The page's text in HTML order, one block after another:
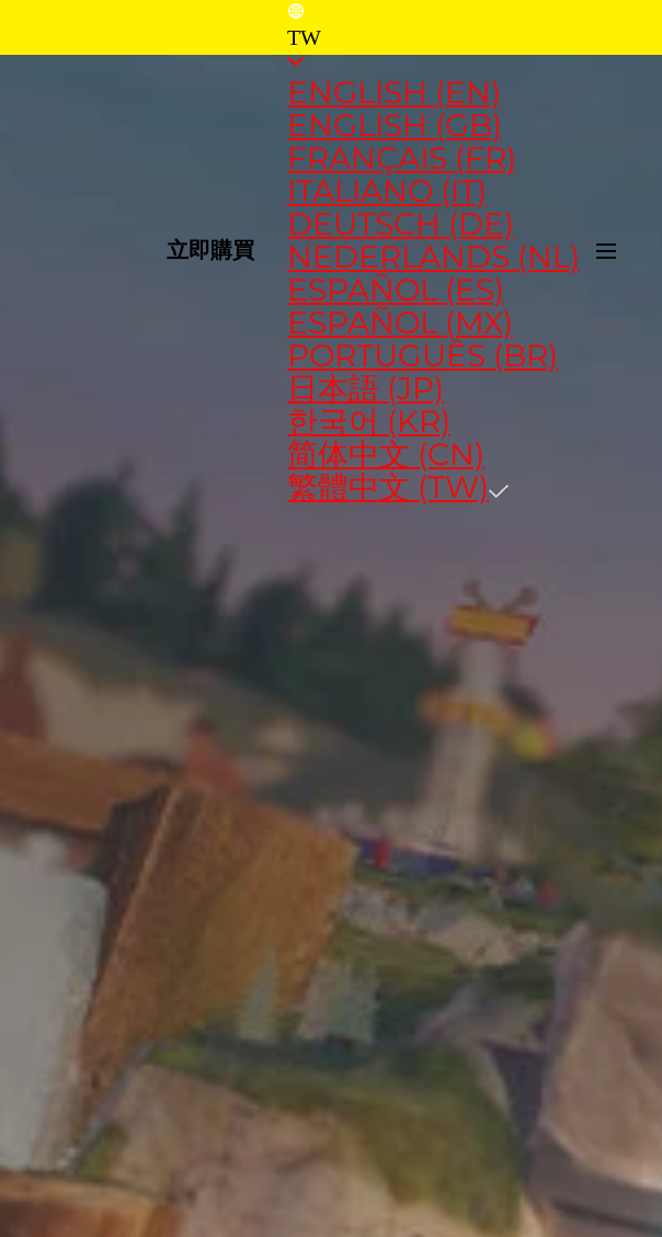
立即購買
TW
ENGLISH (EN)
ENGLISH (GB)
FRANÇAIS (FR)
ITALIANO (IT)
DEUTSCH (DE)
NEDERLANDS (NL)
ESPAÑOL (ES)
ESPAÑOL (MX)
PORTUGUÊS (BR)
日本語 (JP)
한국어 (KR)
简体中文 (CN)
繁體中文 (TW)